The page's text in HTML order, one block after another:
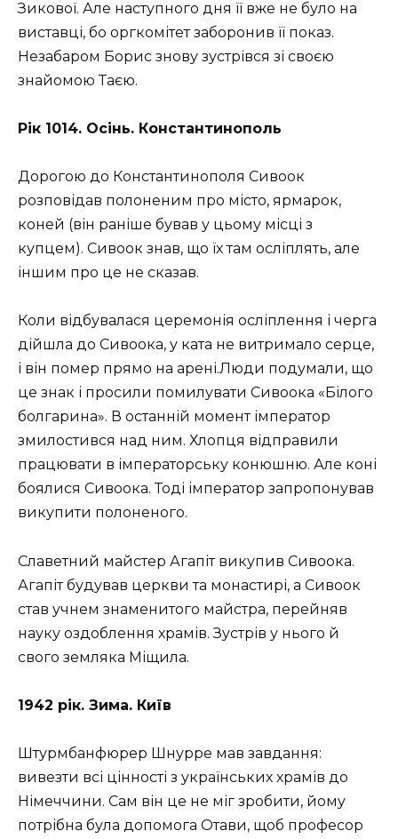
Зикової. Але наступного дня її вже не було на
виставці, бо оргкомітет заборонив її показ.
Незабаром Борис знову зустрівся зі своєю
знайомою Таєю.
Рік 1014. Осінь. Константинополь
Дорогою до Константинополя Сивоок
розповідав полоненим про місто, ярмарок,
коней (він раніше бував у цьому місці з
купцем). Сивоок знав, що їх там осліплять, але
іншим про це не сказав.
Коли відбувалася церемонія осліплення і черга
дійшла до Сивоока, у ката не витримало серце,
і він помер прямо на арені.Люди подумали, що
це знак і просили помилувати Сивоока «Білого
болгарина». В останній момент імператор
змилостився над ним. Хлопця відправили
працювати в імператорську конюшню. Але коні
боялися Сивоока. Тоді імператор запропонував
викупити полоненого.
Славетний майстер Агапіт викупив Сивоока.
Агапіт будував церкви та монастирі, а Сивоок
став учнем знаменитого майстра, перейняв
науку оздоблення храмів. Зустрів у нього й
свого земляка Міщила.
1942 рік. Зима. Київ
Штурмбанфюрер Шнурре мав завдання:
вивезти всі цінності з українських храмів до
Німеччини. Сам він це не міг зробити, йому
потрібна була допомога Отави, щоб професор